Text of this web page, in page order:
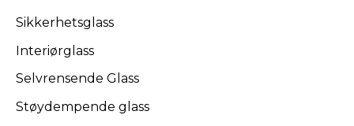
Sikkerhetsglass
Interiørglass
Selvrensende Glass
Støydempende glass